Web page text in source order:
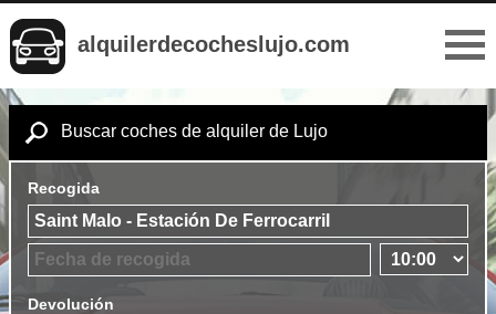
alquilerdecocheslujo.com
Buscar coches de alquiler de Lujo
Recogida
Devolución